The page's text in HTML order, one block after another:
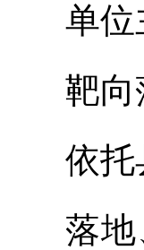
单位
靶向
依托
落